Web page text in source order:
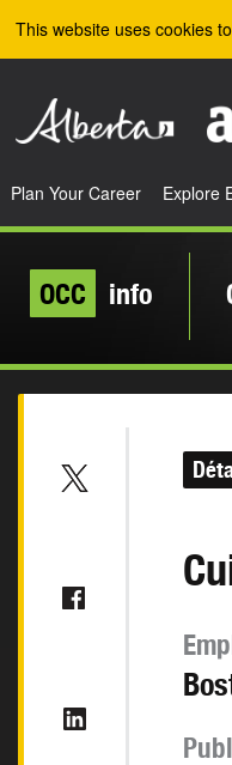
This website uses cookies
Plan Your Career Explore
OCC info